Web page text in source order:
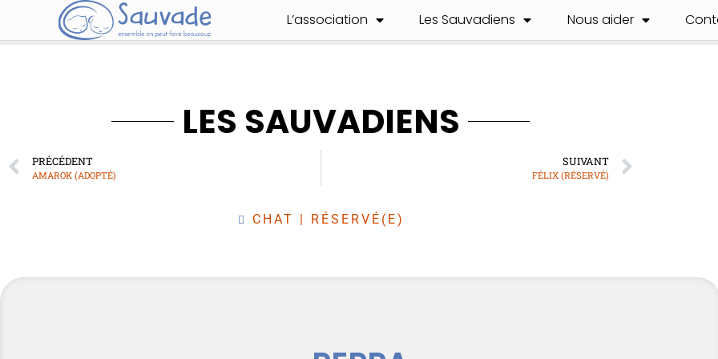
L’association Les Sauvadiens Nous aider
LES SAUVADIENS
PRÉCÉDENT
AMAROK (ADOPTÉ)
SUIVANT
FÉLIX (RÉSERVÉ)
CHAT | RÉSERVÉ(E)